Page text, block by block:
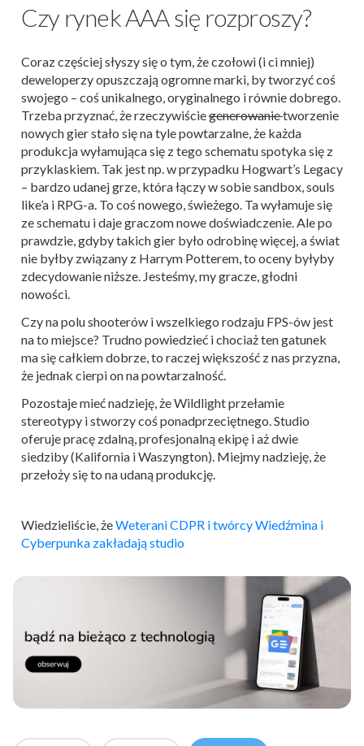
Czy rynek AAA się rozproszy?
Coraz częściej słyszy się o tym, że czołowi (i ci mniej)
deweloperzy opuszczają ogromne marki, by tworzyć coś
swojego – coś unikalnego, oryginalnego i równie dobrego.
Trzeba przyznać, że rzeczywiściegenerowanietworzenie
nowych gier stało się na tyle powtarzalne, że każda
produkcja wyłamująca się z tego schematu spotyka się z
przyklaskiem. Tak jest np. w przypadku Hogwart’s Legacy
– bardzo udanej grze, która łączy w sobie sandbox, souls
like’a i RPG-a. To coś nowego, świeżego. Ta wyłamuje się
ze schematu i daje graczom nowe doświadczenie. Ale po
prawdzie, gdyby takich gier było odrobinę więcej, a świat
nie byłby związany z Harrym Potterem, to oceny byłyby
zdecydowanie niższe. Jesteśmy, my gracze, głodni
nowości.
Czy na polu shooterów i wszelkiego rodzaju FPS-ów jest
na to miejsce? Trudno powiedzieć i chociaż ten gatunek
ma się całkiem dobrze, to raczej większość z nas przyzna,
że jednak cierpi on na powtarzalność.
Pozostaje mieć nadzieję, że Wildlight przełamie
stereotypy i stworzy coś ponadprzeciętnego. Studio
oferuje pracę zdalną, profesjonalną ekipę i aż dwie
siedziby (Kalifornia i Waszyngton). Miejmy nadzieję, że
przełoży się to na udaną produkcję.
Wiedzieliście, żeWeterani CDPR i twórcy Wiedźmina i
Cyberpunka zakładają studio